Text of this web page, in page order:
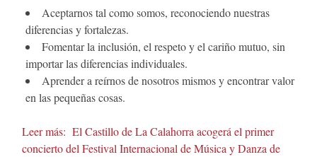
Aceptarnos tal como somos, reconociendo nuestras
diferencias y fortalezas.
Fomentar la inclusión, el respeto y el cariño mutuo, sin
importar las diferencias individuales.
Aprender a reírnos de nosotros mismos y encontrar valor
en las pequeñas cosas.
Leer más: El Castillo de La Calahorra acogerá el primer
concierto del Festival Internacional de Música y Danza de